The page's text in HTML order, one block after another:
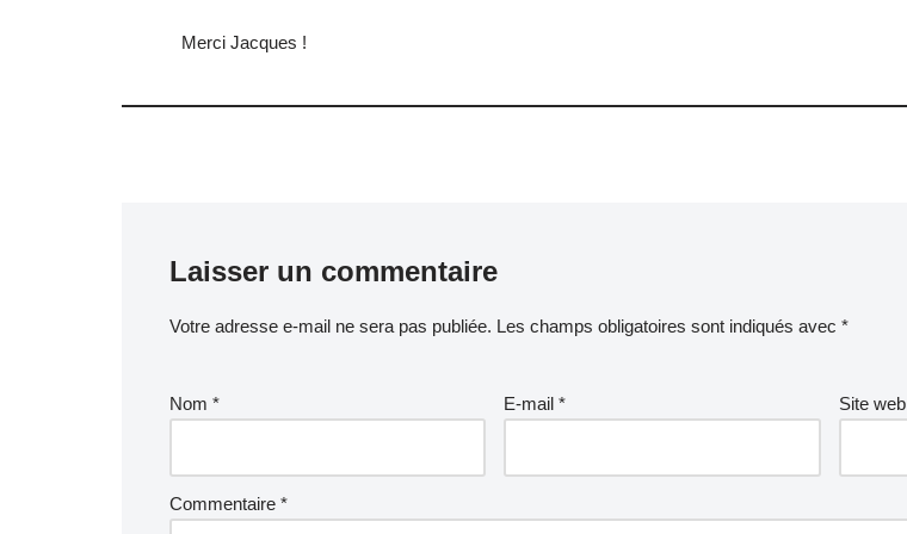
Merci Jacques !
Laisser un commentaire
Votre adresse e-mail ne sera pas publiée. Les champs obligatoires sont indiqués avec *
Nom * E-mail* Site web
Commentaire *